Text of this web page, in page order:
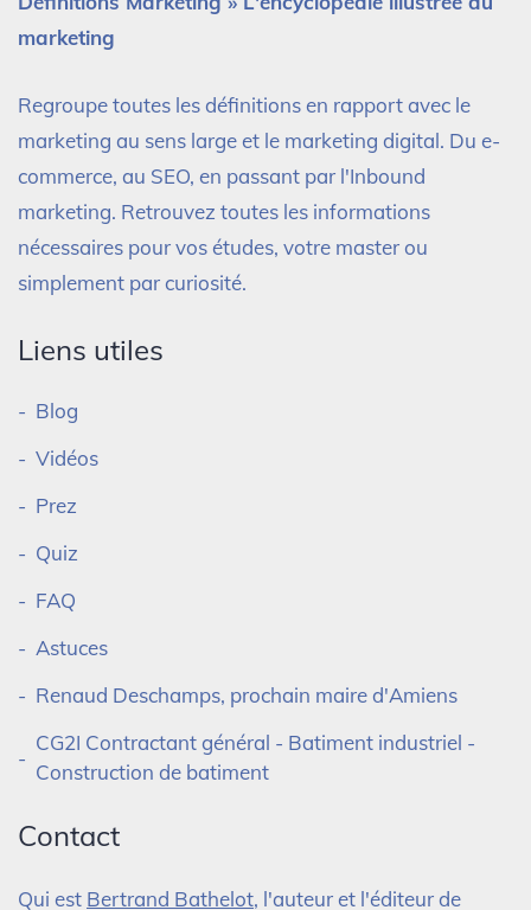
marketing
Regroupe toutes les définitions en rapport avec le
marketing au sens large et le marketing digital. Du e-
commerce, au SEO, en passant par l'Inbound
marketing. Retrouvez toutes les informations
nécessaires pour vos études, votre master ou
simplement par curiosité.
Liens utiles
Blog
Vidéos
Prez
Quiz
FAQ
Astuces
Renaud Deschamps, prochain maire d'Amiens
CG2I Contractant général - Batiment industriel -
Construction de batiment
Contact
Qui est Bertrand Bathelot, l'auteur et l'éditeur de